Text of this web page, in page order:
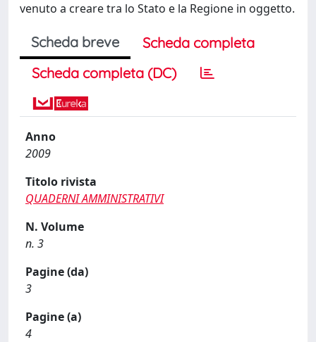
venuto a creare tra lo Stato e la Regione in oggetto.
Scheda breve
Scheda completa
Scheda completa (DC)
Anno
2009
Titolo rivista
QUADERNI AMMINISTRATIVI
N. Volume
n. 3
Pagine (da)
3
Pagine (a)
4